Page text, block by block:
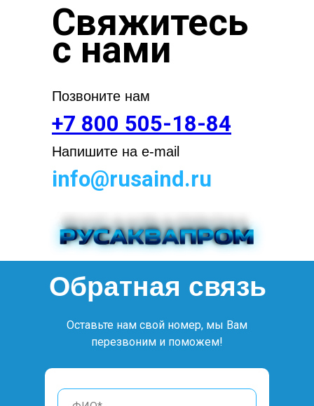
Свяжитесь
с нами
Позвоните нам
+7 800 505-18-84
Напишите на e-mail
info@rusaind.ru
Обратная связь
Оставьте нам свой номер, мы Вам
перезвоним и поможем!